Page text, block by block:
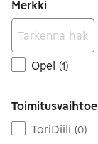
Merkki
Opel (1)
ToriDiili (0)